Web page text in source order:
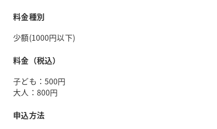
料金種別
少額(1000円以下)
料金（税込）
子ども：500円
大人：800円
申込方法